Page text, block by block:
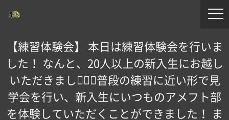
【練習体験会】 本日は練習体験会を行いま
した！ なんと、20人以上の新入生にお越し
いただきました️🏻🏻普段の練習に近い形で見
学会を行い、新入生にいつものアメフト部
を体験していただくことができました！ ま